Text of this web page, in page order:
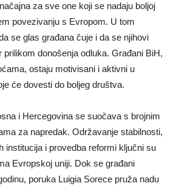
za sve one koji se nadaju boljoj
povezivanju s Evropom. U tom
se glas građana čuje i da se njihovi
prilikom donošenja odluka. Građani BiH,
ostaju motivisani i aktivni u
će dovesti do boljeg društva.
i Hercegovina se suočava s brojnim
za napredak. Održavanje stabilnosti,
institucija i provedba reformi ključni su
Evropskoj uniji. Dok se građani
poruka Luigia Sorece pruža nadu